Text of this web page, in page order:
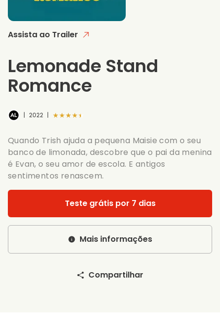
Assista ao Trailer
Lemonade Stand
Romance
| 2022 | ★★★★★
Quando Trish ajuda a pequena Maisie com o seu
banco de limonada, descobre que o pai da menina
é Evan, o seu amor de escola. E antigos
sentimentos renascem.
Teste grátis por 7 dias
Mais informações
Compartilhar